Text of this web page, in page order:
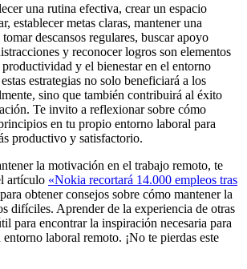
una rutina efectiva, crear un espacio
establecer metas claras, mantener una
descansos regulares, buscar apoyo
y reconocer logros son elementos
y el bienestar en el entorno
estrategias no solo beneficiará a los
sino que también contribuirá al éxito
Te invito a reflexionar sobre cómo
en tu propio entorno laboral para
productivo y satisfactorio.
la motivación en el trabajo remoto, te
artículo «Nokia recortará 14.000 empleos tras
para obtener consejos sobre cómo mantener la
difíciles. Aprender de la experiencia de otras
para encontrar la inspiración necesaria para
laboral remoto. ¡No te pierdas este